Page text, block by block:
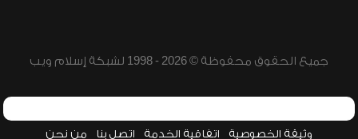
جميع الحقوق محفوظة © 2026 - 1998 لشبكة إسلام ويب
وثيقة الخصوصية اتفاقية الخدمة اتصل بنا من نحن